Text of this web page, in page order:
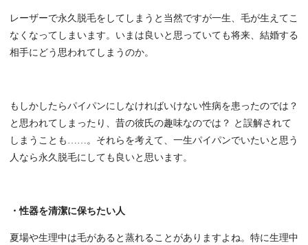
レーザーで永久脱毛をしてしまうと当然ですが一生、毛が生えてこ
なくなってしまいます。いまは良いと思っていても将来、結婚する
相手にどう思われてしまうのか。
もしかしたらパイパンにしなければいけない性病を患ったのでは？
と思われてしまったり、昔の彼氏の趣味なのでは？ と誤解されて
しまうことも……。それらを考えて、一生パイパンでいたいと思う
人なら永久脱毛にしても良いと思います。
・性器を清潔に保ちたい人
夏場や生理中は毛があると蒸れることがありますよね。特に生理中